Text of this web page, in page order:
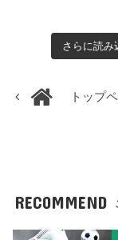
さらに読み
トップ
RECOMMEND